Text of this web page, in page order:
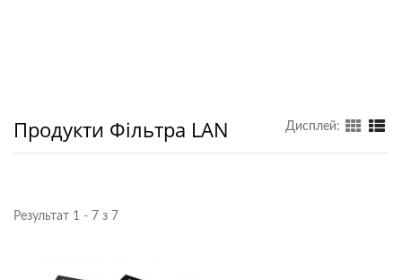
Продукти Фільтра LAN Дисплей:
Результат 1 - 7 з 7